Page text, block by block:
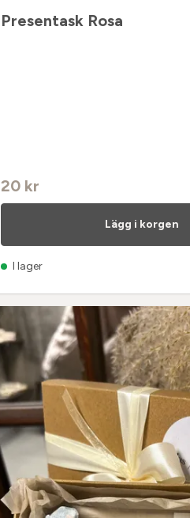
Presentask Rosa
20 kr
Lägg i korgen
I lager